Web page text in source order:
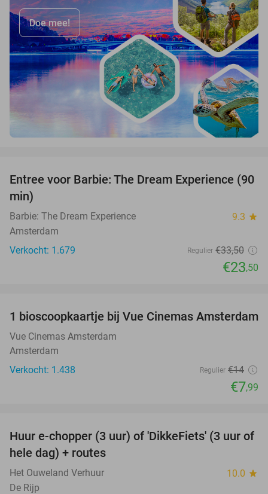
Doe mee!
30%
Entree voor Barbie: The Dream Experience (90
min)
Barbie: The Dream Experience 9.3 star
Amsterdam
Verkocht: 1.679
Regulier €33,50
€23,50
43%
1 bioscoopkaartje bij Vue Cinemas Amsterdam
Vue Cinemas Amsterdam
Amsterdam
Verkocht: 1.438
Regulier €14
€7,99
50%
Huur e-chopper (3 uur) of 'DikkeFiets' (3 uur of
hele dag) + routes
Het Ouweland Verhuur 10.0 star
De Rijp